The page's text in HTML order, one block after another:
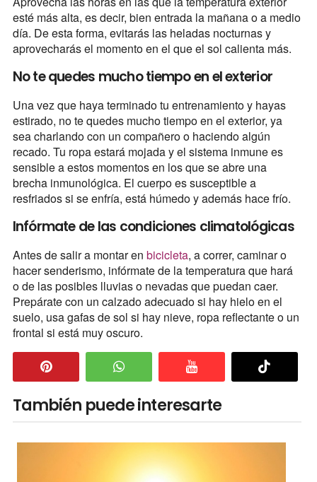
esté más alta, es decir, bien entrada la mañana o a medio
día. De esta forma, evitarás las heladas nocturnas y
aprovecharás el momento en el que el sol calienta más.
No te quedes mucho tiempo en el exterior
Una vez que haya terminado tu entrenamiento y hayas
estirado, no te quedes mucho tiempo en el exterior, ya
sea charlando con un compañero o haciendo algún
recado. Tu ropa estará mojada y el sistema inmune es
sensible a estos momentos en los que se abre una
brecha inmunológica. El cuerpo es susceptible a
resfriados si se enfría, está húmedo y además hace frío.
Infórmate de las condiciones climatológicas
Antes de salir a montar en bicicleta, a correr, caminar o
hacer senderismo, infórmate de la temperatura que hará
o de las posibles lluvias o nevadas que puedan caer.
Prepárate con un calzado adecuado si hay hielo en el
suelo, usa gafas de sol si hay nieve, ropa reflectante o un
frontal si está muy oscuro.
También puede interesarte